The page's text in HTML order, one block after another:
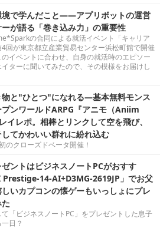
境で学んだこと――アプリボットの運営
が語る「巻き込み力」の重要性
の合同による就活イベント「キャリア
回が東京都立産業貿易センター浜松町館で開催
イベントに合わせ、自身の就活時のエピソー
イターに聞いてみたので、その模様をお届けし
物と"ひとつ"になれる―基本無料モンス
ンワールドARPG『アニモ（Aniim
イレポ。相棒とリンクして空を飛び、
てかわいい群れに紛れ込む
のクローズドベータ開催！
ントはビジネスノートPCがおすす
Prestige-14-AI+D3MG-2619JP」でお父
いカプコンの懐ゲーもいっしょにプレ
「ビジネスノートPC」をプレゼントした息子
日？